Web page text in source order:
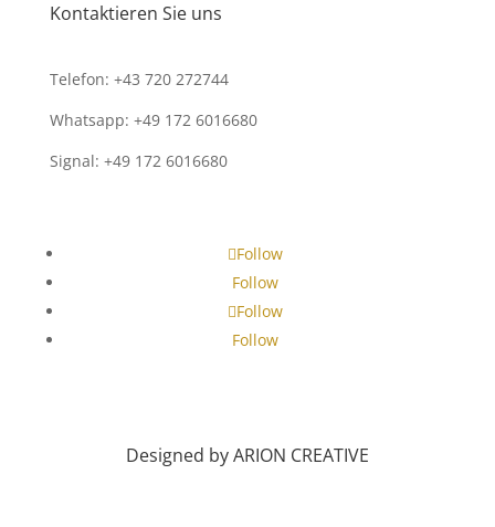
Kontaktieren Sie uns
Telefon: +43 720 272744
Whatsapp: +49 172 6016680
Signal: +49 172 6016680
Follow
Follow
Follow
Follow
Designed by ARION CREATIVE